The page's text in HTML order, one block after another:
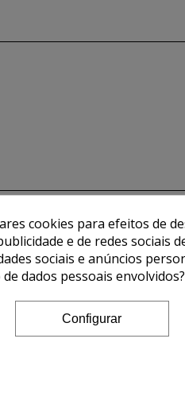
cookies para efeitos de
e de redes sociais
sociais e anúncios
dados pessoais envolvidos?
Configurar